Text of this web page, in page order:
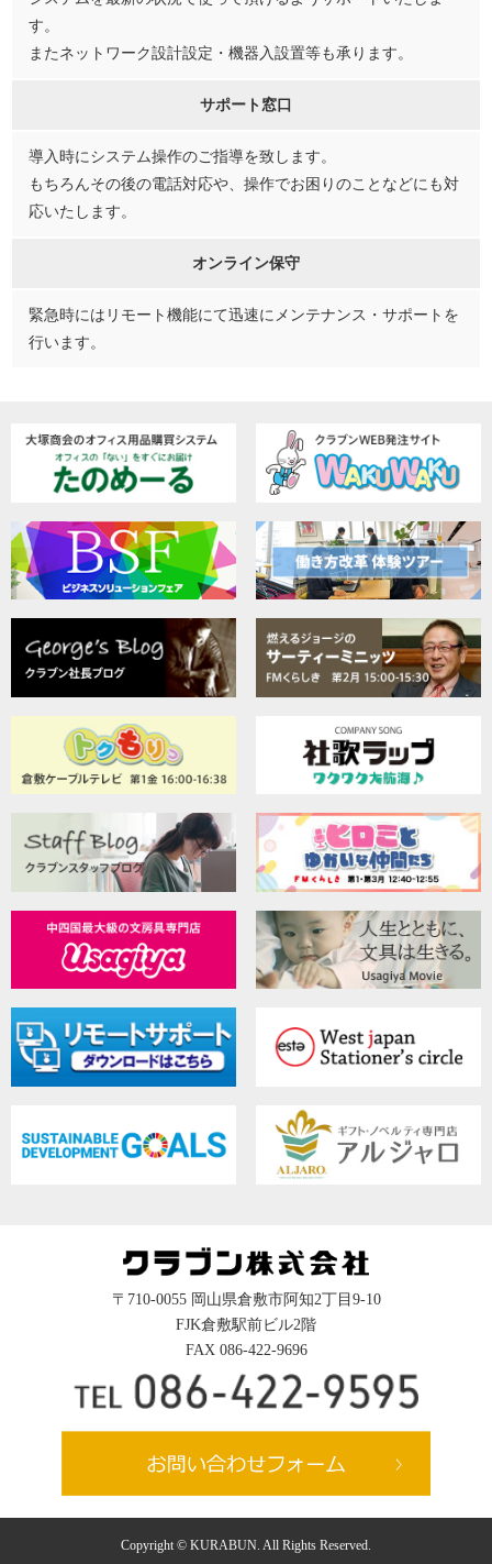
す。
またネットワーク設計設定・機器入設置等も承ります。
サポート窓口
導入時にシステム操作のご指導を致します。
もちろんその後の電話対応や、操作でお困りのことなどにも対
応いたします。
オンライン保守
緊急時にはリモート機能にて迅速にメンテナンス・サポートを
行います。
〒710-0055 岡山県倉敷市阿知2丁目9-10
FJK倉敷駅前ビル2階
FAX 086-422-9696
Copyright © KURABUN. All Rights Reserved.